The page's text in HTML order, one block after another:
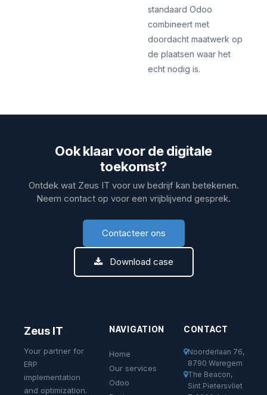
standaard Odoo
combineert met
doordacht maatwerk op
de plaatsen waar het
echt nodig is.
Ook klaar voor de digitale
toekomst?
Ontdek wat Zeus IT voor uw bedrijf kan betekenen.
Neem contact op voor een vrijblijvend gesprek.
Contacteer ons
Download case
Zeus IT
Your partner for
ERP
implementation
and optimization.
NAVIGATION
Home
Our services
Odoo
CONTACT
Noorderlaan 76,
8790 Waregem
The Beacon,
Sint Pietersvliet